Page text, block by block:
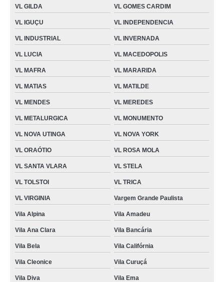
VL GILDA VL GOMES CARDIM
VL IGUÇU VL INDEPENDENCIA
VL INDUSTRIAL VL INVERNADA
VL LUCIA VL MACEDOPOLIS
VL MAFRA VL MARARIDA
VL MATIAS VL MATILDE
VL MENDES VL MEREDES
VL METALURGICA VL MONUMENTO
VL NOVA UTINGA VL NOVA YORK
VL ORAÓTIO VL ROSA MOLA
VL SANTA VLARA VL STELA
VL TOLSTOI VL TRICA
VL VIRGINIA Vargem Grande Paulista
Vila Alpina Vila Amadeu
Vila Ana Clara Vila Bancária
Vila Bela Vila Califórnia
Vila Cleonice Vila Curuçá
Vila Diva Vila Ema